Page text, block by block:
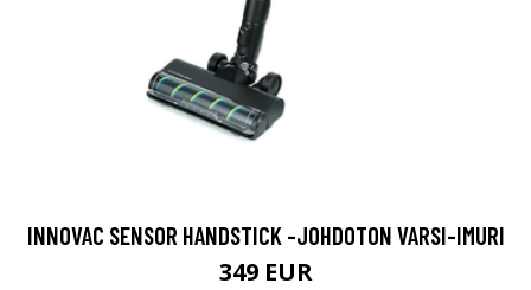
INNOVAC SENSOR HANDSTICK -JOHDOTON VARSI-IMURI
349 EUR